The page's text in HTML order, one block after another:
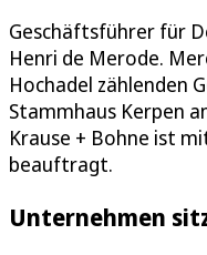
Geschäftsführer für
Henri de Merode.
Hochadel zählenden
Stammhaus Kerpen
Krause + Bohne ist
beauftragt.
Unternehmen